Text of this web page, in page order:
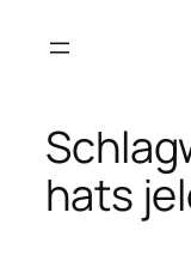
Inhalt
hats